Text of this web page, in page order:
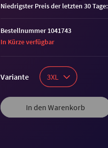
niedrigster Preis der letzten 30 Tage:
Variante 3XL
In den Warenkorb
Bestellnummer 1041743
In Kürze verfügbar